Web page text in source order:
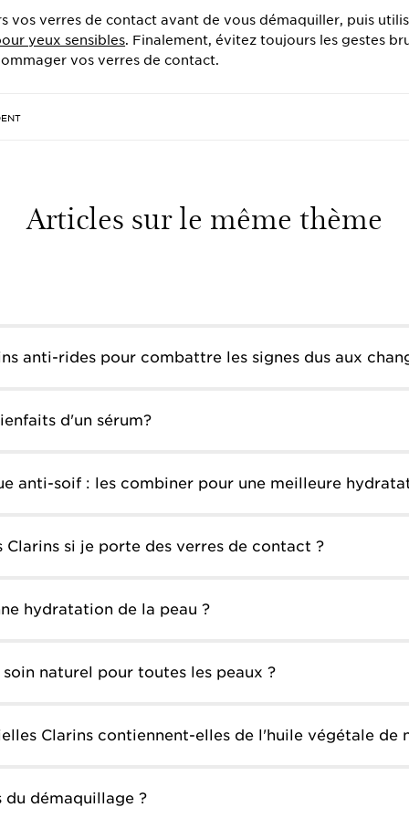
vos verres de contact avant de vous démaquiller, puis
yeux sensibles. Finalement, évitez toujours les gestes
vos verres de contact.
Articles sur le même thème
anti-rides pour combattre les signes dus aux
d'un sérum?
anti-soif : les combiner pour une meilleure
si je porte des verres de contact ?
hydratation de la peau ?
naturel pour toutes les peaux ?
Clarins contiennent-elles de l'huile végétale de
du démaquillage ?